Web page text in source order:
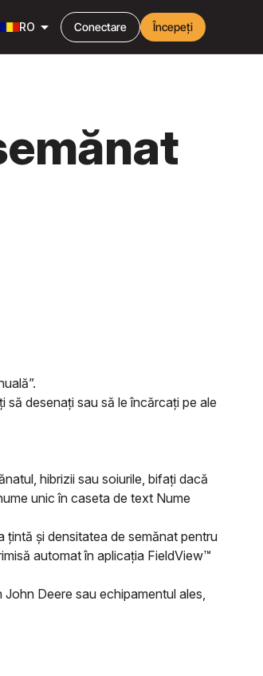
RO arrow_drop_down Conectare Începeți
desenați sau să le încărcați pe ale
hibrizii sau soiurile, bifați dacă
unic în caseta de text Nume
și densitatea de semănat pentru
automat în aplicația FieldView™
Deere sau echipamentul ales,